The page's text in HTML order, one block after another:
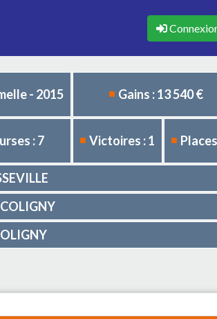
- 2015 Gains : 13 540 €
: 7 Victoires : 1